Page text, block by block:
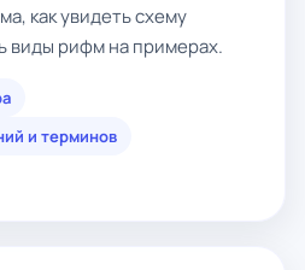
как увидеть схему
виды рифм на примерах.
и терминов